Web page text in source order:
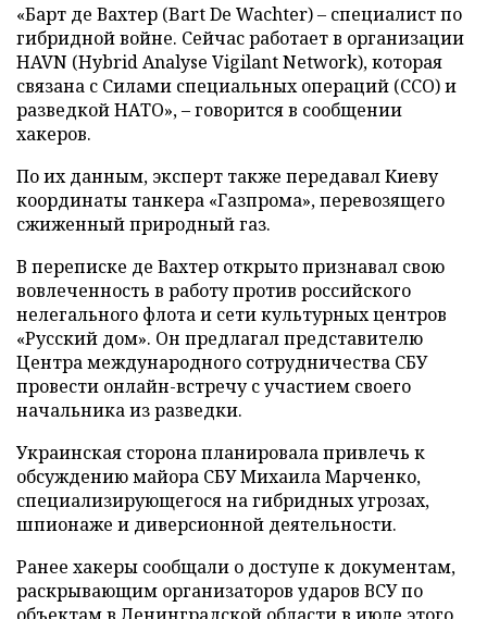
«Барт де Вахтер (Bart De Wachter) – специалист по
гибридной войне. Сейчас работает в организации
HAVN (Hybrid Analyse Vigilant Network), которая
связана с Силами специальных операций (ССО) и
разведкой НАТО», – говорится в сообщении
хакеров.
По их данным, эксперт также передавал Киеву
координаты танкера «Газпрома», перевозящего
сжиженный природный газ.
В переписке де Вахтер открыто признавал свою
вовлеченность в работу против российского
нелегального флота и сети культурных центров
«Русский дом». Он предлагал представителю
Центра международного сотрудничества СБУ
провести онлайн-встречу с участием своего
начальника из разведки.
Украинская сторона планировала привлечь к
обсуждению майора СБУ Михаила Марченко,
специализирующегося на гибридных угрозах,
шпионаже и диверсионной деятельности.
Ранее хакеры сообщали о доступе к документам,
раскрывающим организаторов ударов ВСУ по